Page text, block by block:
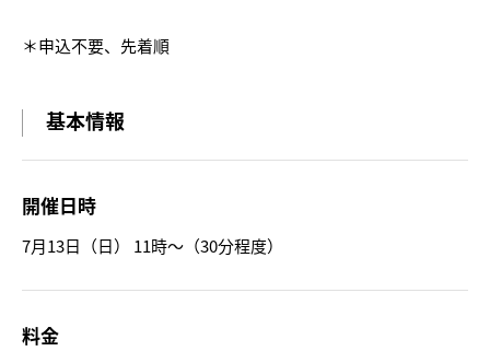
＊申込不要、先着順
基本情報
開催日時
7月13日（日） 11時～（30分程度）
料金